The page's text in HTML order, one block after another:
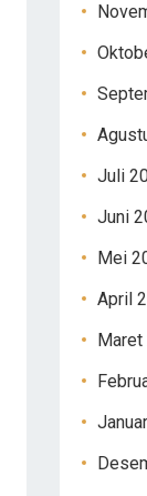
Juli
Juni
Mei
April